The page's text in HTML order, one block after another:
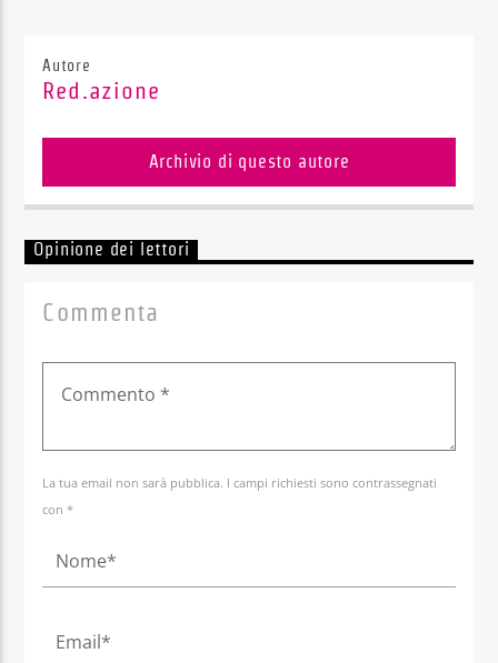
Autore
Red.azione
Archivio di questo autore
Opinione dei lettori
Commenta
La tua email non sarà pubblica. I campi richiesti sono contrassegnati
con *